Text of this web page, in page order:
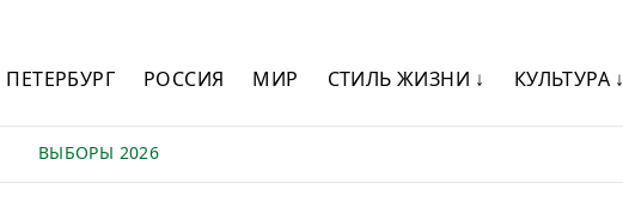
ПЕТЕРБУРГ РОССИЯ МИР СТИЛЬ ЖИЗНИ ↓ КУЛЬТУРА ↓
ВЫБОРЫ 2026